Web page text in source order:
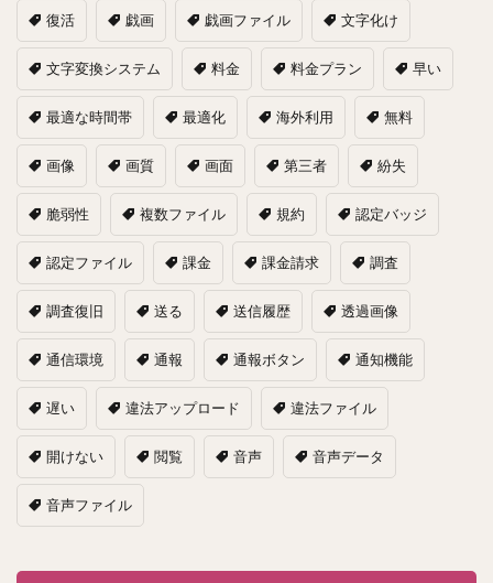
復活 戯画 戯画ファイル 文字化け
文字変換システム 料金 料金プラン 早い
最適な時間帯 最適化 海外利用 無料
画像 画質 画面 第三者 紛失
脆弱性 複数ファイル 規約 認定バッジ
認定ファイル 課金 課金請求 調査
調査復旧 送る 送信履歴 透過画像
通信環境 通報 通報ボタン 通知機能
遅い 違法アップロード 違法ファイル
開けない 閲覧 音声 音声データ
音声ファイル